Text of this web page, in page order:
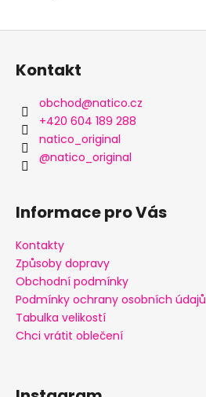
Kontakt
obchod@natico.cz
+420 604 189 288
natico_original
@natico_original
Informace pro Vás
Kontakty
Způsoby dopravy
Obchodní podmínky
Podmínky ochrany osobních údajů
Tabulka velikostí
Chci vrátit oblečení